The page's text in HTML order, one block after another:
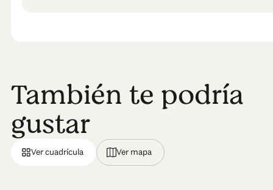
También te podría
gustar
Ver cuadrícula Ver mapa